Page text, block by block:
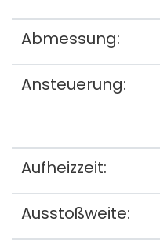
Abmessung:
Ansteuerung:
Aufheizzeit:
Ausstoßweite: